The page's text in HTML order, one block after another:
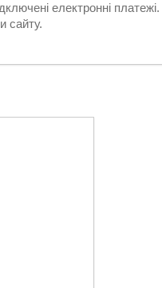
електронні
сайту.